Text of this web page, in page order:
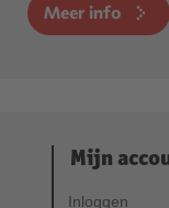
Meer info
Mijn
Inloggen